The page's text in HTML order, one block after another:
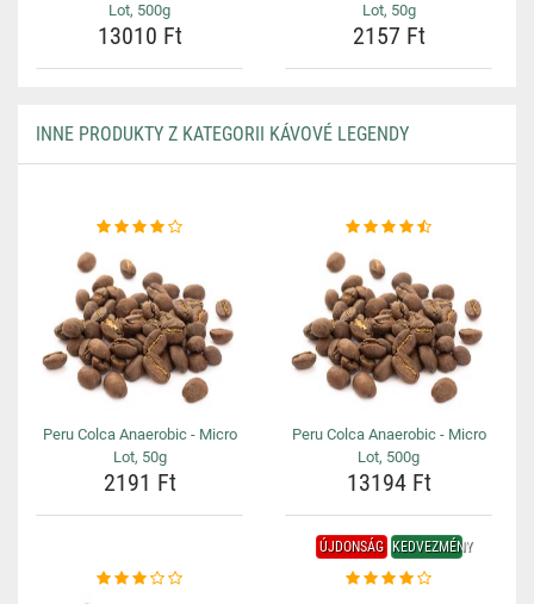
Lot, 500g
13010 Ft
Lot, 50g
2157 Ft
INNE PRODUKTY Z KATEGORII KÁVOVÉ LEGENDY
Peru Colca Anaerobic - Micro
Lot, 50g
2191 Ft
Peru Colca Anaerobic - Micro
Lot, 500g
13194 Ft
ÚJDONSÁG KEDVEZMÉNY